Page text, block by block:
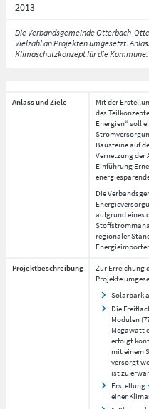
2013
Die Verbandsgemeinde Otterbach-
Vielzahl an Projekten umgesetzt.
Klimaschutzkonzept für die Kommune.
Anlass und Ziele
Mit der
des
Energien“ soll
Bausteine auf
Vernetzung der
Einführung
Die
aufgrund eines
regionaler
Projektbeschreibung
Zur Erreichung
Projekte
Solarpark
Die
Modulen
Megawatt
erfolgt
mit einem
versorgt
ist zu
Erstellung
einer